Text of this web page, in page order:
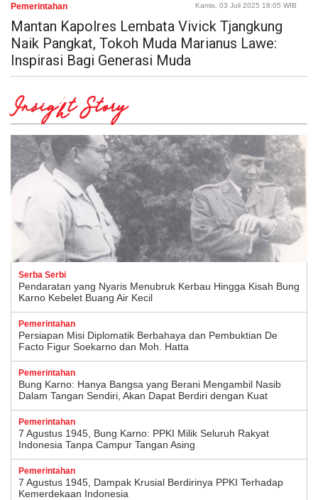
Pemerintahan Kamis, 03 Juli 2025 18:05 WIB
Mantan Kapolres Lembata Vivick Tjangkung
Naik Pangkat, Tokoh Muda Marianus Lawe:
Inspirasi Bagi Generasi Muda
Insight Story
Serba Serbi
Pendaratan yang Nyaris Menubruk Kerbau Hingga Kisah Bung
Karno Kebelet Buang Air Kecil
Pemerintahan
Persiapan Misi Diplomatik Berbahaya dan Pembuktian De
Facto Figur Soekarno dan Moh. Hatta
Pemerintahan
Bung Karno: Hanya Bangsa yang Berani Mengambil Nasib
Dalam Tangan Sendiri, Akan Dapat Berdiri dengan Kuat
Pemerintahan
7 Agustus 1945, Bung Karno: PPKI Milik Seluruh Rakyat
Indonesia Tanpa Campur Tangan Asing
Pemerintahan
7 Agustus 1945, Dampak Krusial Berdirinya PPKI Terhadap
Kemerdekaan Indonesia